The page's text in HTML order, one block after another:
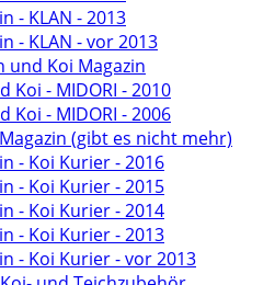
- KLAN - 2013
- KLAN - vor 2013
und Koi Magazin
Koi - MIDORI - 2010
Koi - MIDORI - 2006
(gibt es nicht mehr)
- Koi Kurier - 2016
- Koi Kurier - 2015
- Koi Kurier - 2014
- Koi Kurier - 2013
- Koi Kurier - vor 2013